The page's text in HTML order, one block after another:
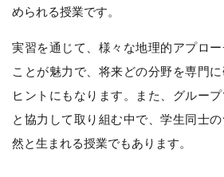
められる授業です。
実習を通じて、様々な地理的アプロ
ことが魅力で、将来どの分野を専門
ヒントにもなります。また、グルー
と協力して取り組む中で、学生同士
然と生まれる授業でもあります。